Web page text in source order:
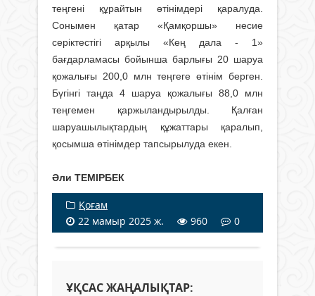
теңгені құрайтын өтінімдері қаралуда.
Сонымен қатар «Қамқоршы» несие
серіктестігі арқылы «Кең дала - 1»
бағдарламасы бойынша барлығы 20 шаруа
қожалығы 200,0 млн теңгеге өтінім берген.
Бүгінгі таңда 4 шаруа қожалығы 88,0 млн
теңгемен қаржыландырылды. Қалған
шаруашылықтардың құжаттары қаралып,
қосымша өтінімдер тапсырылуда екен.
Әли ТЕМІРБЕК
Қоғам
22 мамыр 2025 ж.
960 0
ҰҚСАС ЖАҢАЛЫҚТАР: